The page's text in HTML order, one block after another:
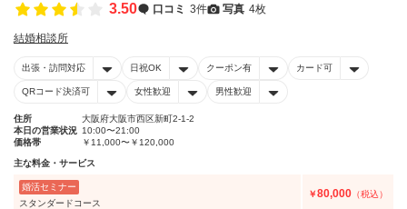
3.50 口コミ 3件 写真 4枚
結婚相談所
出張・訪問対応 日祝OK クーポン有 カード可
QRコード決済可 女性歓迎 男性歓迎
住所
大阪府大阪市西区新町2-1-2
本日の営業状況 10:00〜21:00
価格帯
￥11,000〜￥120,000
主な料金・サービス
婚活セミナー
スタンダードコース
￥80,000 （税込）